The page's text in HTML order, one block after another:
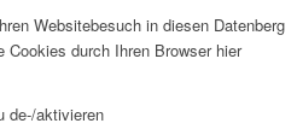
Websitebesuch in diesen Datenberg
durch Ihren Browser hier
de-/aktivieren